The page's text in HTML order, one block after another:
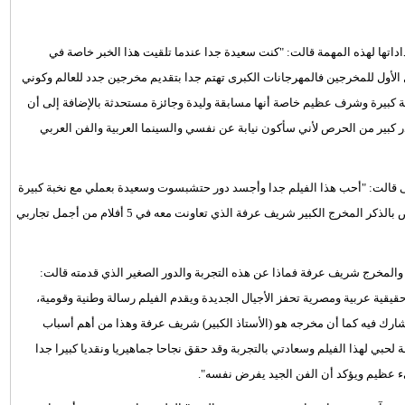
لهذه المهمة قالت: "كنت سعيدة جدا عندما تلقيت هذا الخبر خاصة في
للمخرجين فالمهرجانات الكبرى تهتم جدا بتقديم مخرجين جدد للعالم وكوني
وشرف عظيم خاصة أنها مسابقة وليدة وجائزة مستحدثة بالإضافة إلى أن
كبير من الحرص لأني سأكون نيابة عن نفسي والسينما العربية والفن العربي
قالت: "أحب هذا الفيلم جدا وأجسد دور حتشبسوت وسعيدة بعملي مع نخبة كبيرة
جدا من النجوم مثل محمد سعد ومحمد رمضان وباقي فريق الفيلم وأخص بالذكر المخرج الكبير شريف عرفة الذي تعاونت معه في 5 أفلام من أجمل تجاربي
شريف عرفة فماذا عن هذه التجربة والدور الصغير الذي قدمته قالت:
عربية ومصرية تحفز الأجيال الجديدة ويقدم الفيلم رسالة وطنية وقومية،
فيه كما أن مخرجه هو (الأستاذ الكبير) شريف عرفة وهذا من أهم أسباب
الفيلم وسعادتي بالتجربة وقد حقق نجاحا جماهيريا ونقديا كبيرا جدا